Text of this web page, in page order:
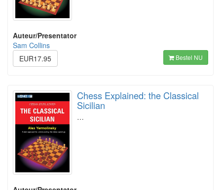
Auteur/Presentator
Sam Collins
EUR17.95
Bestel NU
Chess Explained: the Classical
Sicilian
…